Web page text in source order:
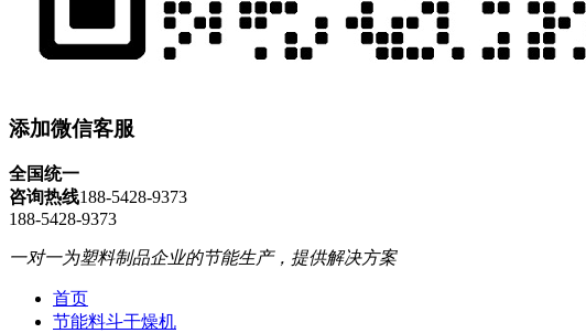
添加微信客服
全国统一
咨询热线188-5428-9373
188-5428-9373
一对一为塑料制品企业的节能生产，提供解决方案
首页
节能料斗干燥机